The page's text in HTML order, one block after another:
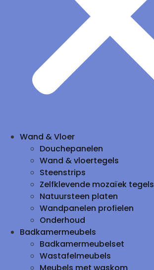
Wand & Vloer
Douchepanelen
Wand & vloertegels
Steenstrips
Zelfklevende mozaïek tegels
Natuursteen platen
Wandpanelen profielen
Onderhoud
Badkamermeubels
Badkamermeubelset
Wastafelmeubels
Meubels met waskom